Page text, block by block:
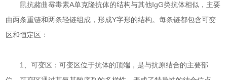
鼠抗赭曲霉毒素A单克隆抗体的结构与其他IgG类抗体相似，主要
由两条重链和两条轻链组成，形成Y字形的结构。每条链都包含可变
区和恒定区：
1、可变区：可变区位于抗体的顶端，是与抗原结合的主要部